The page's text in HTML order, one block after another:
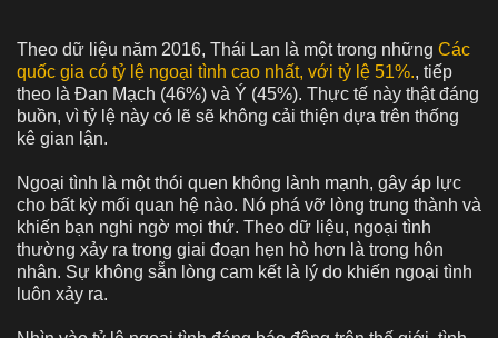
Theo dữ liệu năm 2016, Thái Lan là một trong những Các
quốc gia có tỷ lệ ngoại tình cao nhất, với tỷ lệ 51%., tiếp
theo là Đan Mạch (46%) và Ý (45%). Thực tế này thật đáng
buồn, vì tỷ lệ này có lẽ sẽ không cải thiện dựa trên thống
kê gian lận.
Ngoại tình là một thói quen không lành mạnh, gây áp lực
cho bất kỳ mối quan hệ nào. Nó phá vỡ lòng trung thành và
khiến bạn nghi ngờ mọi thứ. Theo dữ liệu, ngoại tình
thường xảy ra trong giai đoạn hẹn hò hơn là trong hôn
nhân. Sự không sẵn lòng cam kết là lý do khiến ngoại tình
luôn xảy ra.